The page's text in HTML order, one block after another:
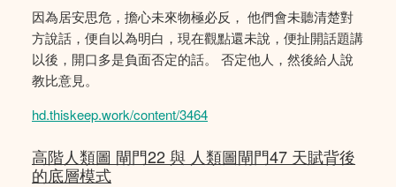
因為居安思危，擔心未來物極必反， 他們會未聽清楚對
方說話，便自以為明白，現在觀點還未說，便扯開話題講
以後，開口多是負面否定的話。 否定他人，然後給人說
教比意見。
hd.thiskeep.work/content/3464
高階人類圖 閘門22 與 人類圖閘門47 天賦背後
的底層模式